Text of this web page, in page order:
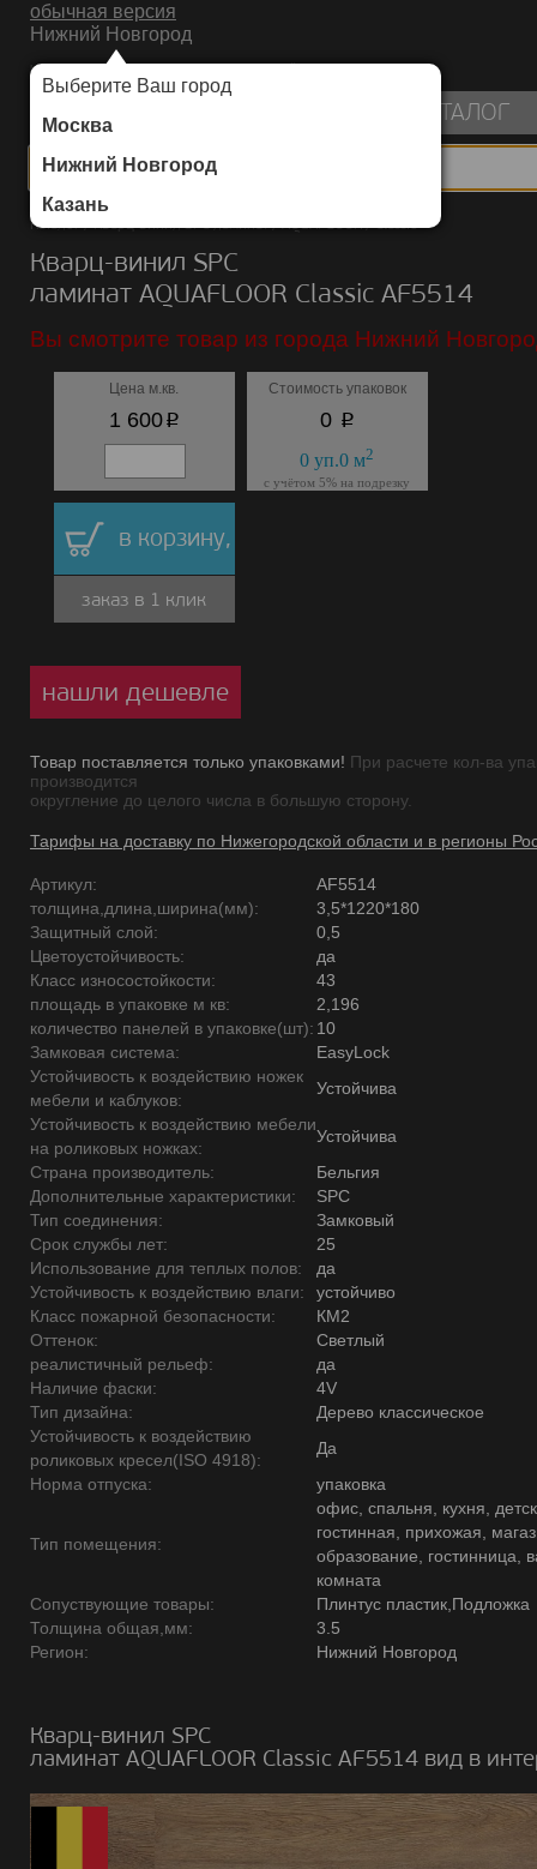
обычная версия
Нижний Новгород
Выберите Ваш город
Москва
Нижний Новгород
Казань
ИНТЕРНЕТ-МАГАЗИН НАПОЛЬНЫХ ПОКРЫТИЙ
КАТАЛОГ
Каталог/Кварц-винил SPC ламинат/AQUAFLOOR/Classic
Кварц-винил SPC
ламинат AQUAFLOOR Classic AF5514
Вы смотрите товар из города Нижний
Цена м.кв.
1 600p
Стоимость упаковок
0 p
0 уп.0 м2
с учётом 5% на подрезку
в корзину,
заказ в 1 клик
нашли дешевле
Товар поставляется только упаковками! При расчете кол-ва
производится
округление до целого числа в большую сторону.
Тарифы на доставку по Нижегородской области и в регионы
Артикул:
AF5514
толщина,длина,ширина(мм):
3,5*1220*180
Защитный слой:
0,5
Цветоустойчивость:
да
Класс износостойкости:
43
площадь в упаковке м кв:
2,196
количество панелей в упаковке(шт): 10
Замковая система:
EasyLock
Устойчивость к воздействию ножек
мебели и каблуков:
Устойчива
Устойчивость к воздействию мебели
на роликовых ножках:
Устойчива
Страна производитель:
Бельгия
Дополнительные характеристики:
SPC
Тип соединения:
Замковый
Срок службы лет:
25
Использование для теплых полов:
да
Устойчивость к воздействию влаги:
устойчиво
Класс пожарной безопасности:
КМ2
Оттенок:
Светлый
реалистичный рельеф:
да
Наличие фаски:
4V
Тип дизайна:
Дерево классическое
Устойчивость к воздействию
роликовых кресел(ISO 4918):
Да
Норма отпуска:
упаковка
Тип помещения:
офис, спальня, кухня,
гостинная, прихожая,
образование, гостинница,
комната
Сопуствующие товары:
Плинтус пластик,Подложка
Толщина общая,мм:
3.5
Регион:
Нижний Новгород
Кварц-винил SPC
ламинат AQUAFLOOR Classic AF5514 вид в